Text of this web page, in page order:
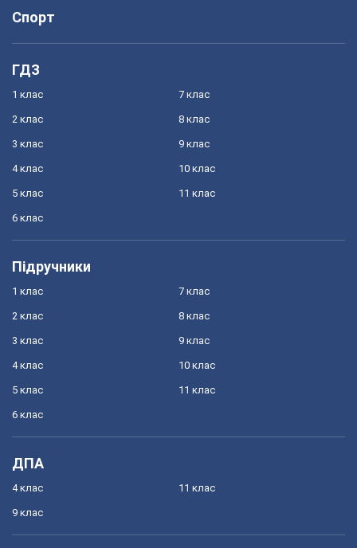
Спорт
ГДЗ
1 клас
2 клас
3 клас
4 клас
5 клас
6 клас
7 клас
8 клас
9 клас
10 клас
11 клас
Підручники
1 клас
2 клас
3 клас
4 клас
5 клас
6 клас
7 клас
8 клас
9 клас
10 клас
11 клас
ДПА
4 клас
9 клас
11 клас